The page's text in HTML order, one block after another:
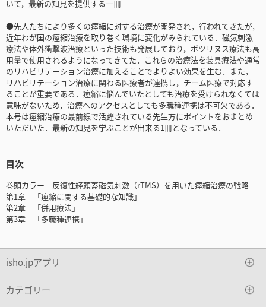
いて，最新の知見を提供する一冊
●先人たちにより多くの痙縮に対する治療が開発され，行われてきたが，
近年わが国の痙縮治療を取り巻く環境に変化がみられている．磁気刺激
療法や体外衝撃波治療といった技術も発展しており，ボツリヌス療法も高
用量で使用されるようになってきてた．これらの治療法を装具療法や通常
のリハビリテーション治療に加えることでよりよい効果を生む．また，
リハビリテーション治療に関わる医療者が連携し，チーム医療で対応す
ることが重要である．痙縮に悩んでいたとしても治療を受けられなくては
意味がないため，治療へのアクセスとしても多職種連携は不可欠である．
本号は痙縮治療の最前線で活躍されている先生方にポイントをおまとめ
いただいた．最新の知見を学ぶことが出来る1冊となっている．
目次
巻頭カラー 反復性経頭蓋磁気刺激（rTMS）を用いた痙縮治療の戦略
第1章 「痙縮に関する基礎的な知識」
第2章 「併用療法」
第3章 「多職種連携」
isho.jpアプリ
カテゴリー